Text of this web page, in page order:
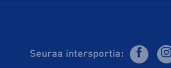
Seuraa intersportia: